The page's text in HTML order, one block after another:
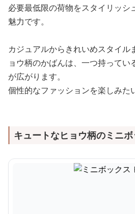
必要最低限の荷物をスタイリッシ
魅力です。
カジュアルからきれいめスタイル
ョウ柄のかばんは、一つ持ってい
が広がります。
個性的なファッションを楽しみた
キュートなヒョウ柄のミニ